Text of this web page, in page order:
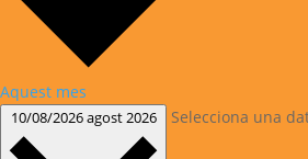
Aquest mes
10/08/2026agost 2026 Selecciona una